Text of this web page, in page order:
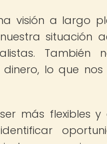
visión a largo
situación
También
lo que
más flexibles